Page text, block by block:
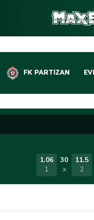
FK PARTIZAN
1.06
1
30
x
11.5
2